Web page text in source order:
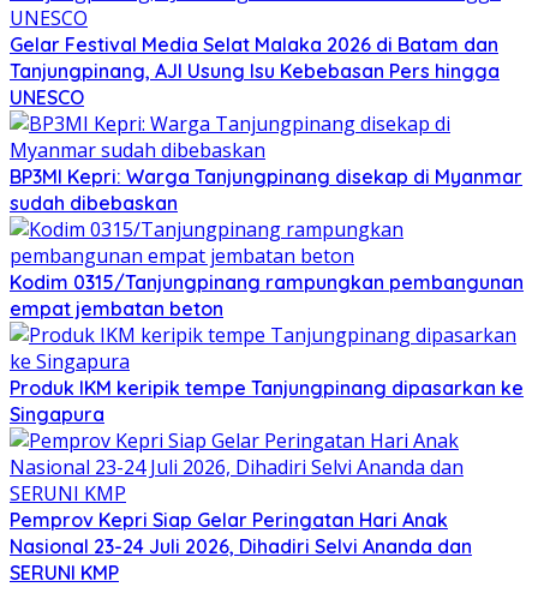
Gelar Festival Media Selat Malaka 2026 di Batam dan
Tanjungpinang, AJI Usung Isu Kebebasan Pers hingga
UNESCO
BP3MI Kepri: Warga Tanjungpinang disekap di Myanmar
sudah dibebaskan
Kodim 0315/Tanjungpinang rampungkan pembangunan
empat jembatan beton
Produk IKM keripik tempe Tanjungpinang dipasarkan ke
Singapura
Pemprov Kepri Siap Gelar Peringatan Hari Anak
Nasional 23-24 Juli 2026, Dihadiri Selvi Ananda dan
SERUNI KMP